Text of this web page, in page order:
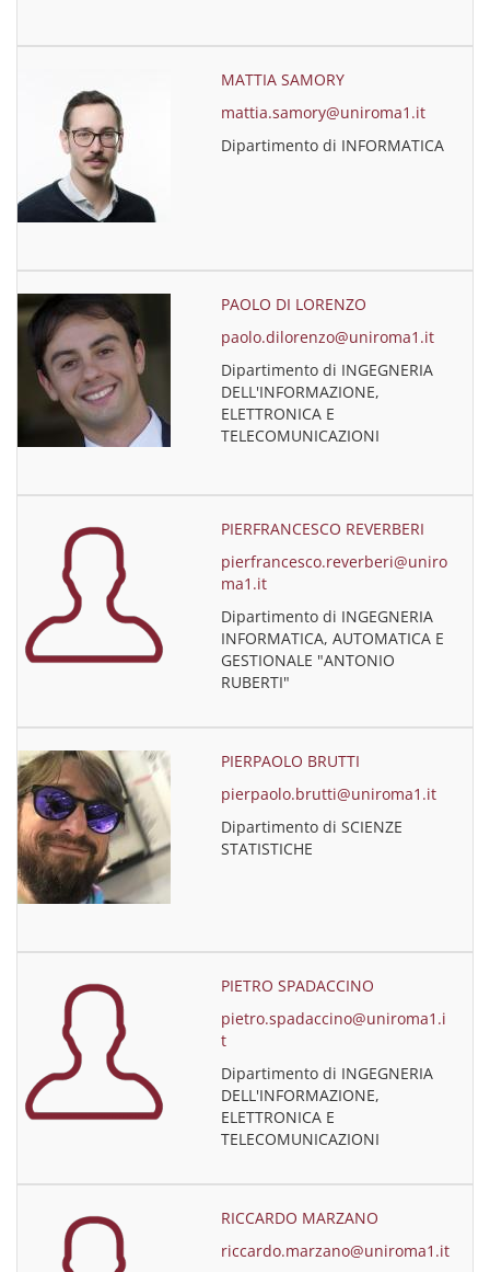
MATTIA SAMORY
mattia.samory@uniroma1.it
Dipartimento di INFORMATICA
PAOLO DI LORENZO
paolo.dilorenzo@uniroma1.it
Dipartimento di INGEGNERIA
DELL'INFORMAZIONE,
ELETTRONICA E
TELECOMUNICAZIONI
PIERFRANCESCO REVERBERI
pierfrancesco.reverberi@uniro
ma1.it
Dipartimento di INGEGNERIA
INFORMATICA, AUTOMATICA E
GESTIONALE "ANTONIO
RUBERTI"
PIERPAOLO BRUTTI
pierpaolo.brutti@uniroma1.it
Dipartimento di SCIENZE
STATISTICHE
PIETRO SPADACCINO
pietro.spadaccino@uniroma1.i
t
Dipartimento di INGEGNERIA
DELL'INFORMAZIONE,
ELETTRONICA E
TELECOMUNICAZIONI
RICCARDO MARZANO
riccardo.marzano@uniroma1.it